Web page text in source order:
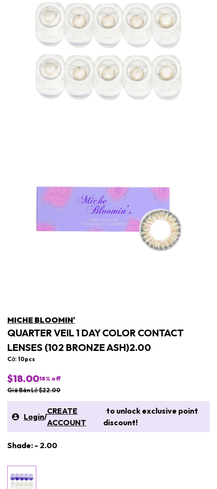
MICHE BLOOMIN'
QUARTER VEIL 1 DAY COLOR CONTACT
LENSES (102 BRONZE ASH)2.00
Cỡ: 10pcs
$18.0018% off
Giá Bán Lẻ $22.00
Login/
CREATE
ACCOUNT
to unlock exclusive point
discount!
Shade: - 2.00